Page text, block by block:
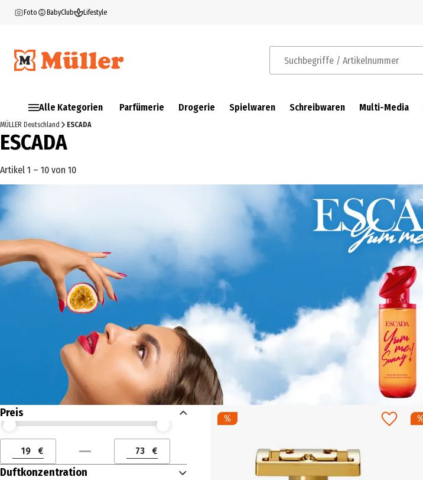
Foto BabyClub Lifestyle
Suchbegriffe / Artikelnummer
Alle Kategorien Parfümerie Drogerie Spielwaren Schreibwaren Multi-Media
MÜLLER Deutschland ESCADA
ESCADA
Artikel 1 – 10 von 10
Preis
Preis (€) ab
Preis (€) bis
Preis (€) ab
€
Preis (€) bis
€
Duftkonzentration